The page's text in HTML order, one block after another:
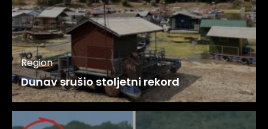
Region
Dunav srušio stoljetni rekord